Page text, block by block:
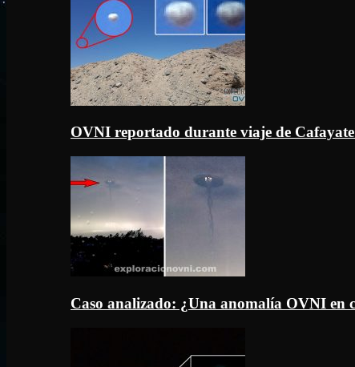
OVNI reportado durante viaje de
Caso analizado: ¿Una anomalía OVNI en